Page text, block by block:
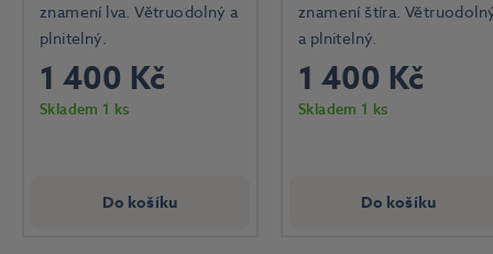
znamení lva. Větruodolný a
plnitelný.
1 400 Kč
Skladem 1 ks
Do košíku
znamení štíra.
a plnitelný.
1 400 Kč
Skladem 1 ks
Do košíku